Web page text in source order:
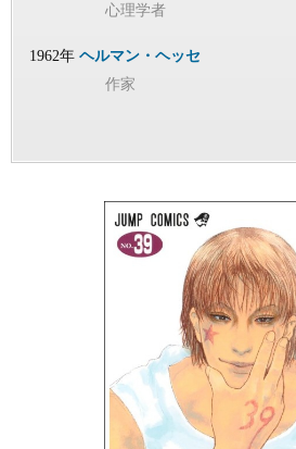
心理学者
1962年 ヘルマン・ヘッセ
作家